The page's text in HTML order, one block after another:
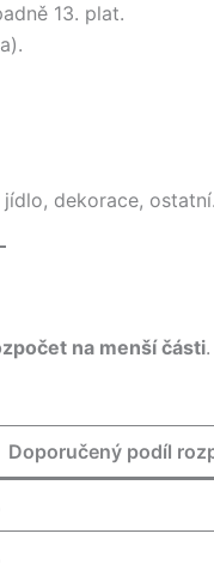
13. plat.
dekorace, ostatní.
na menší části.
Doporučený podíl